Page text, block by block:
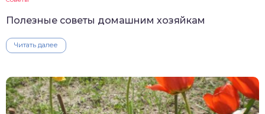
Полезные советы домашним хозяйкам
Читать далее